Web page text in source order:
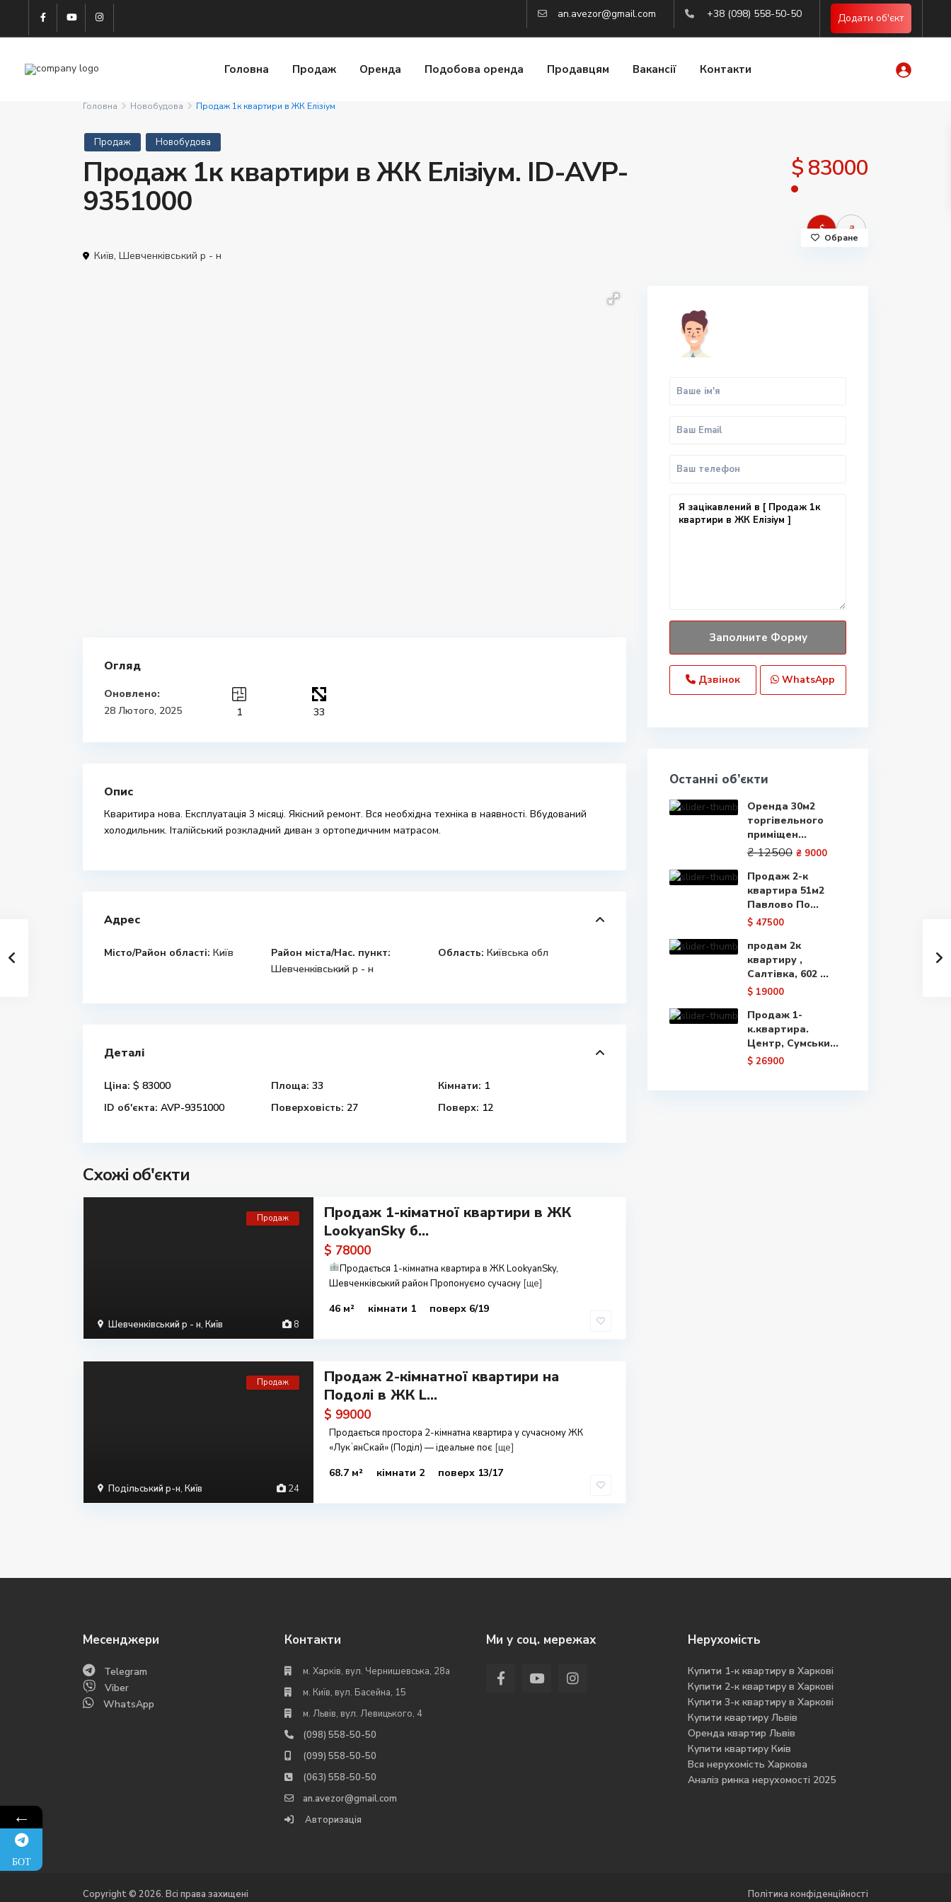
an.avezor@gmail.com +38 (098) 558-50-50 Додати об'єкт
Головна Продаж Оренда Подобова оренда Продавцям Вакансії Контакти
Головна Новобудова Продаж 1к квартири в ЖК Елізіум
Продаж Новобудова
Продаж 1к квартири в ЖК Елізіум. ID-AVP-
9351000
$ 83000
$ ₴
Київ, Шевченківський р - н
Обране
Огляд
Оновлено:
28 Лютого, 2025
1 33
Опис
Кваритира нова. Експлуатація 3 місяці. Якісний ремонт. Вся необхідна техніка в наявності. Вбудований
холодильник. Італійський розкладний диван з ортопедичним матрасом.
Адрес
Місто/Район області: Київ
Район міста/Нас. пункт:
Шевченківський р - н
Область: Київська обл
Деталі
Ціна: $ 83000 Площа: 33 Кімнати: 1
ID об'єкта: AVP-9351000 Поверховість: 27 Поверх: 12
Схожі об'єкти
8
Шевченківський р - н, Київ
Продаж
Продаж 1-кіматної квартири в ЖК
LookyanSky б...
$ 78000
Продається 1-кімнатна квартира в ЖК LookyanSky,
Шевченківський район Пропонуємо сучасну [ще]
46 м² кімнати 1 поверх 6/19
24
Подільський р-н, Київ
Продаж
Продаж 2-кімнатної квартири на
Подолі в ЖК L...
$ 99000
Продається простора 2-кімнатна квартира у сучасному ЖК
«ЛукʼянСкай» (Поділ) — ідеальне поє [ще]
68.7 м² кімнати 2 поверх 13/17
Дзвінок WhatsApp
Останні об’єкти
Оренда 30м2
торгівельного
приміщен...
₴ 12500 ₴ 9000
Продаж 2-к
квартира 51м2
Павлово По...
$ 47500
продам 2к
квартиру ,
Салтівка, 602 ...
$ 19000
Продаж 1-
к.квартира.
Центр, Сумськи...
$ 26900
Месенджери
Telegram
Viber
WhatsApp
Контакти
м. Харків, вул. Чернишевська, 28а
м. Київ, вул. Басейна, 15
м. Львів, вул. Левицького, 4
(098) 558-50-50
(099) 558-50-50
(063) 558-50-50
an.avezor@gmail.com
Авторизація
Ми у соц. мережах Нерухомість
Купити 1-к квартиру в Харкові
Купити 2-к квартиру в Харкові
Купити 3-к квартиру в Харкові
Купити квартиру Львів
Оренда квартир Львів
Купити квартиру Киів
Вся нерухомість Харкова
Аналіз ринка нерухомості 2025
Copyright © 2026. Всі права захищені Політика конфіденційності
←
БОТ